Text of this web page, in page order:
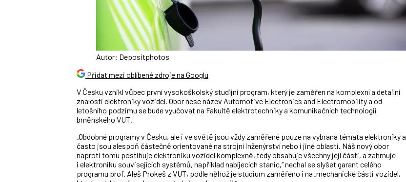
Autor: Depositphotos
Přidat mezi oblíbené zdroje na Googlu
V Česku vznikl vůbec první vysokoškolský studijní program, který je zaměřen na komplexní a detailní
znalosti elektroniky vozidel. Obor nese název Automotive Electronics and Electromobility a od
letošního podzimu se bude vyučovat na Fakultě elektrotechniky a komunikačních technologií
brněnského VUT.
„Obdobné programy v Česku, ale i ve světě jsou vždy zaměřené pouze na vybraná témata elektroniky a
často jsou alespoň částečně orientované na strojní inženýrství nebo i jiné oblasti. Náš nový obor
naproti tomu postihuje elektroniku vozidel komplexně, tedy obsahuje všechny její části, a zahrnuje
i elektroniku souvisejících systémů, například nabíjecích stanic,“ nechal se slyšet garant celého
programu prof. Aleš Prokeš z VUT, podle něhož je studium zaměřeno i na „mechanické části vozidel,